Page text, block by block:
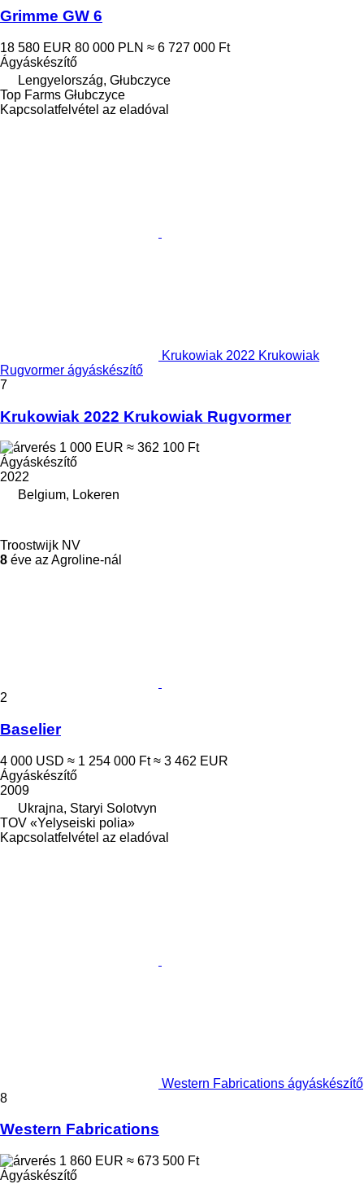
Grimme GW 6
18 580 EUR 80 000 PLN ≈ 6 727 000 Ft
Ágyáskészítő
Lengyelország, Głubczyce
Top Farms Głubczyce
Kapcsolatfelvétel az eladóval
Krukowiak 2022 Krukowiak
Rugvormer ágyáskészítő
7
Krukowiak 2022 Krukowiak Rugvormer
1 000 EUR ≈ 362 100 Ft
Ágyáskészítő
2022
Belgium, Lokeren
Troostwijk NV
8 éve az Agroline-nál
2
Baselier
4 000 USD ≈ 1 254 000 Ft ≈ 3 462 EUR
Ágyáskészítő
2009
Ukrajna, Staryi Solotvyn
TOV «Yelyseiski polia»
Kapcsolatfelvétel az eladóval
Western Fabrications ágyáskészítő
8
Western Fabrications
1 860 EUR ≈ 673 500 Ft
Ágyáskészítő